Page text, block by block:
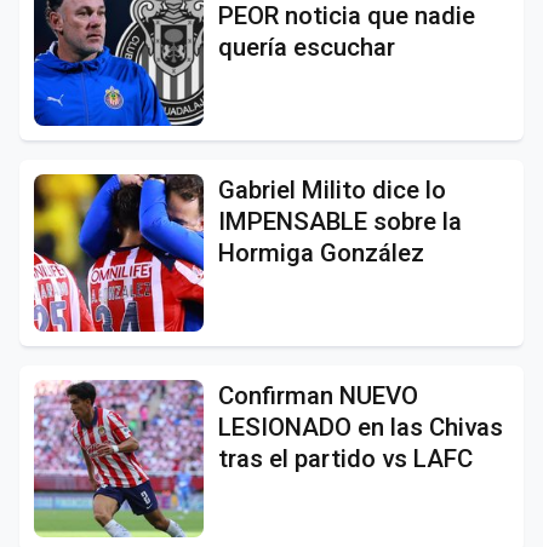
PEOR noticia que nadie
quería escuchar
Gabriel Milito dice lo
IMPENSABLE sobre la
Hormiga González
Confirman NUEVO
LESIONADO en las Chivas
tras el partido vs LAFC